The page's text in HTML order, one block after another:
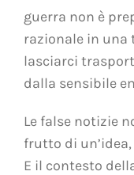
guerra non è
razionale in una
lasciarci
dalla sensibile
Le false notizie
frutto di
E il contesto